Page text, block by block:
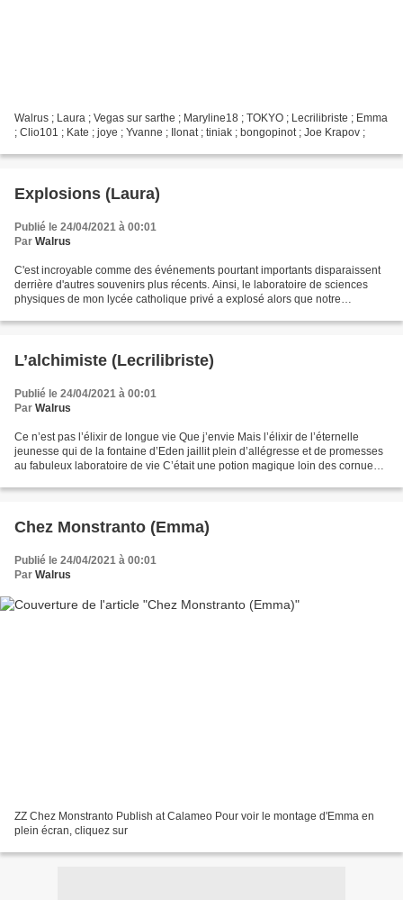
Walrus ; Laura ; Vegas sur sarthe ; Maryline18 ; TOKYO ; Lecrilibriste ; Emma
; Clio101 ; Kate ; joye ; Yvanne ; Ilonat ; tiniak ; bongopinot ; Joe Krapov ;
Explosions (Laura)
Publié le 24/04/2021 à 00:01
Par Walrus
C'est incroyable comme des événements pourtant importants disparaissent
derrière d'autres souvenirs plus récents. Ainsi, le laboratoire de sciences
physiques de mon lycée catholique privé a explosé alors que notre
L’alchimiste (Lecrilibriste)
Publié le 24/04/2021 à 00:01
Par Walrus
Ce n’est pas l’élixir de longue vie Que j’envie Mais l’élixir de l’éternelle
jeunesse qui de la fontaine d’Eden jaillit plein d’allégresse et de promesses
au fabuleux laboratoire de vie C’était une potion magique loin des cornues,
Chez Monstranto (Emma)
Publié le 24/04/2021 à 00:01
Par Walrus
ZZ Chez Monstranto Publish at Calameo Pour voir le montage d'Emma en
plein écran, cliquez sur